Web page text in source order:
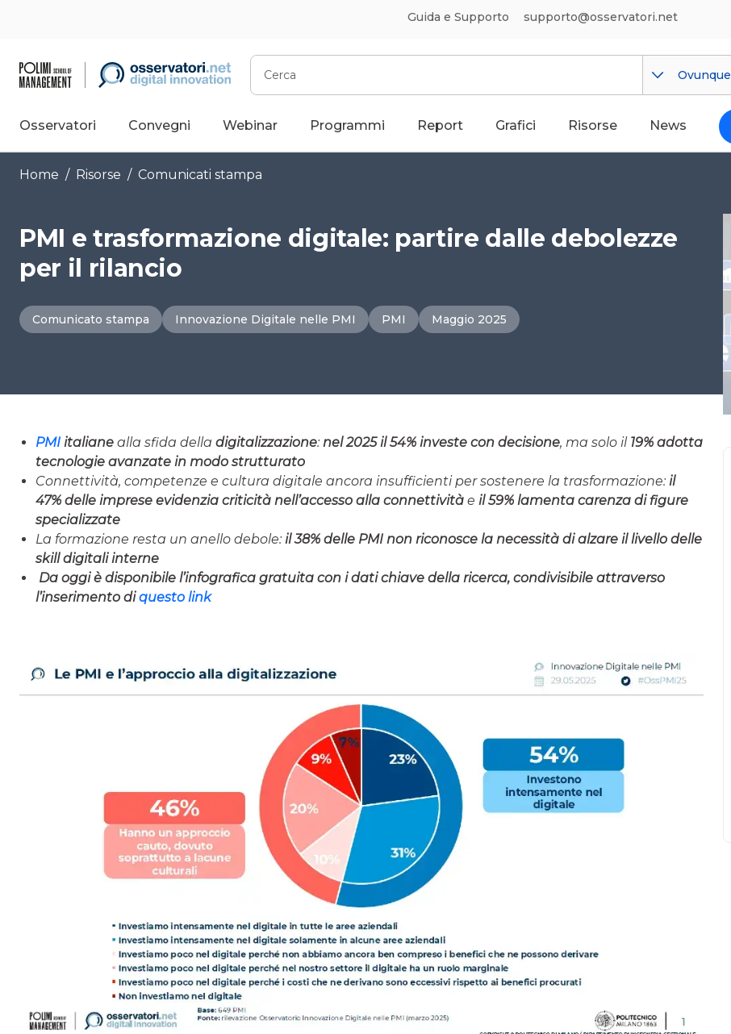
Guida e Supporto supporto@osservatori.net
Cerca
Ovunque
Osservatori Convegni Webinar Programmi Report Grafici Risorse News
Home / Risorse / Comunicati stampa
PMI e trasformazione digitale: partire dalle debolezze
per il rilancio
Comunicato stampa Innovazione Digitale nelle PMI PMI Maggio 2025
PMI italiane alla sfida della digitalizzazione: nel 2025 il 54% investe con decisione, ma solo il19% adotta
tecnologie avanzate in modo strutturato
Connettività, competenze e cultura digitale ancora insufficienti per sostenere la trasformazione: il
47% delle imprese evidenzia criticità nell’accesso alla connettività e il 59% lamenta carenza di figure
specializzate
La formazione resta un anello debole: il 38% delle PMI non riconosce la necessità di alzare il livello delle
skill digitali interne
Da oggi è disponibile l’infografica gratuita con i dati chiave della ricerca, condivisibile attraverso
l’inserimento diquesto link